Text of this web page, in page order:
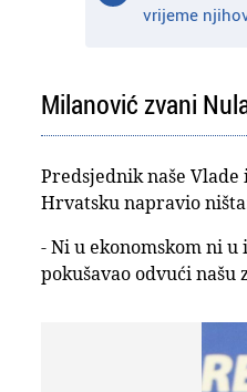
vrijeme
Milanović zvani
Predsjednik naše
Hrvatsku napravio
- Ni u ekonomskom ni
pokušavao odvući našu